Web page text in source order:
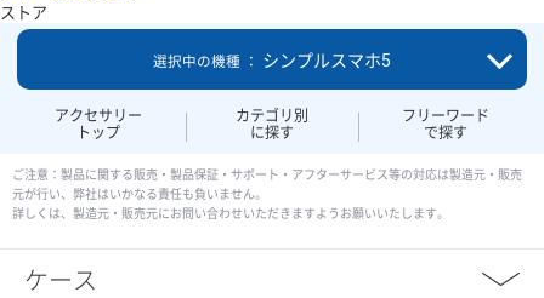
ストア
アクセサリー
トップ
カテゴリ別
に探す
フリーワード
で探す
選択中の機種 ： シンプルスマホ5
ご注意：製品に関する販売・製品保証・サポート・アフターサービス等の対応は製造元・販売
元が行い、弊社はいかなる責任も負いません。
詳しくは、製造元・販売元にお問い合わせいただきますようお願いいたします。
ケース